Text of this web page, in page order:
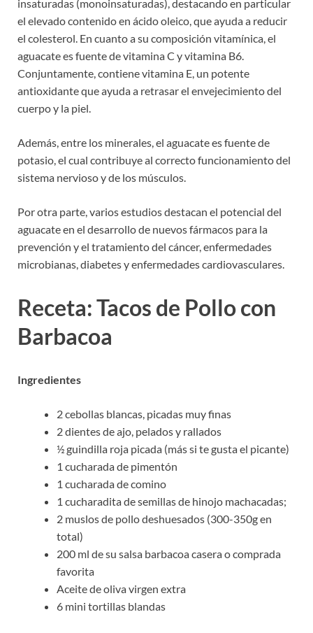
insaturadas (monoinsaturadas), destacando en particular
el elevado contenido en ácido oleico, que ayuda a reducir
el colesterol. En cuanto a su composición vitamínica, el
aguacate es fuente de vitamina C y vitamina B6.
Conjuntamente, contiene vitamina E, un potente
antioxidante que ayuda a retrasar el envejecimiento del
cuerpo y la piel.
Además, entre los minerales, el aguacate es fuente de
potasio, el cual contribuye al correcto funcionamiento del
sistema nervioso y de los músculos.
Por otra parte, varios estudios destacan el potencial del
aguacate en el desarrollo de nuevos fármacos para la
prevención y el tratamiento del cáncer, enfermedades
microbianas, diabetes y enfermedades cardiovasculares.
Receta: Tacos de Pollo con
Barbacoa
Ingredientes
2 cebollas blancas, picadas muy finas
2 dientes de ajo, pelados y rallados
½ guindilla roja picada (más si te gusta el picante)
1 cucharada de pimentón
1 cucharada de comino
1 cucharadita de semillas de hinojo machacadas;
2 muslos de pollo deshuesados (300-350g en
total)
200 ml de su salsa barbacoa casera o comprada
favorita
Aceite de oliva virgen extra
6 mini tortillas blandas